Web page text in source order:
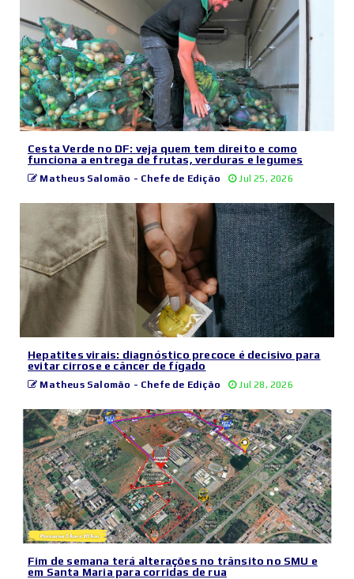
Cesta Verde no DF: veja quem tem direito e como
funciona a entrega de frutas, verduras e legumes
Matheus Salomão - Chefe de Edição Jul 25, 2026
Hepatites virais: diagnóstico precoce é decisivo para
evitar cirrose e câncer de fígado
Matheus Salomão - Chefe de Edição Jul 28, 2026
Fim de semana terá alterações no trânsito no SMU e
em Santa Maria para corridas de rua